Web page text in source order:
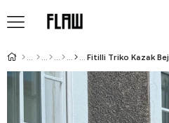
Fitilli Triko Kazak Bej